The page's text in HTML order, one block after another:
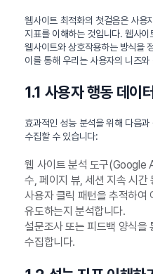
웹사이트 최적화의 첫걸음은 사용
지표를 이해하는 것입니다. 웹사
웹사이트와 상호작용하는 방식을
이를 통해 우리는 사용자의 니즈
1.1 사용자 행동 데이
효과적인 성능 분석을 위해 다음
수집할 수 있습니다:
웹 사이트 분석 도구(Google
수, 페이지 뷰, 세션 지속 시간
사용자 클릭 패턴을 추적하여
유도하는지 분석합니다.
설문조사 또는 피드백 양식을
수집합니다.